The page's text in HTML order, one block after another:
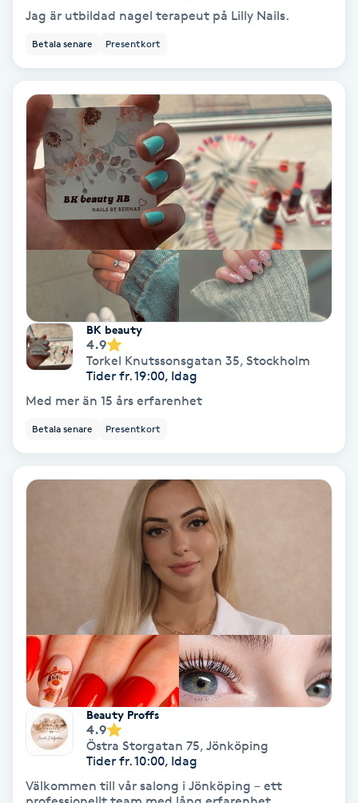
Klippning & Slingor
Klippning ungdom
Koppningsmassage
Kosmetisk tatuering
Kostrådgivning
Kroppsinpackning
Käkledsbehandling
Kärlbehandling
Lashlift Keratin
LPG-behandling
LPG-massage
Luggklippning
Jag är utbildad nagel terapeut på Lilly Nails.
Betala senare Presentkort
BK beauty
4.9
Torkel Knutssonsgatan 35, Stockholm
Tider fr. 19:00, Idag
Med mer än 15 års erfarenhet
Betala senare Presentkort
Beauty Proffs
4.9
Östra Storgatan 75, Jönköping
Tider fr. 10:00, Idag
Välkommen till vår salong i Jönköping – ett